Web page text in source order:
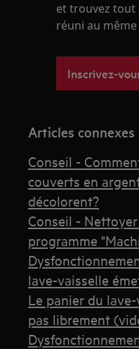
et trouvez tout
réuni au
Inscrivez-
Articles connexes
Conseil -
couverts en
décolorent?
Conseil -
programme
lave-vaisselle
Le panier du
pas librement